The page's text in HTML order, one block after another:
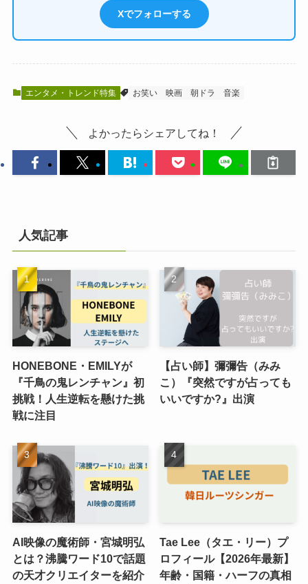
Xでフォローする
エンタメ・トレンド特集 お笑い 映画 朝ドラ 音楽
よかったらシェアしてね！
人気記事
HONEBONE・EMILYが
『千鳥の鬼レンチャン』初
挑戦！人生逆転を懸けた挑
戦に注目
【占い師】彌彌告（みみ
こ）『突然ですが占っても
いいですか?』出演
AI映像の魔術師・宮城明弘
とは？沸騰ワード10で話題
の天才クリエイターを紹介
Tae Lee（タエ・リー）プ
ロフィール【2026年最新】
年齢・国籍・ハーフの真相